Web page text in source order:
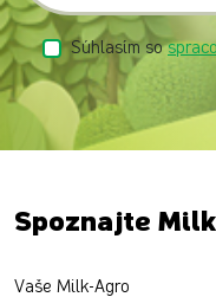
Súhlasím so
Spoznajte
Vaše Milk-Agro